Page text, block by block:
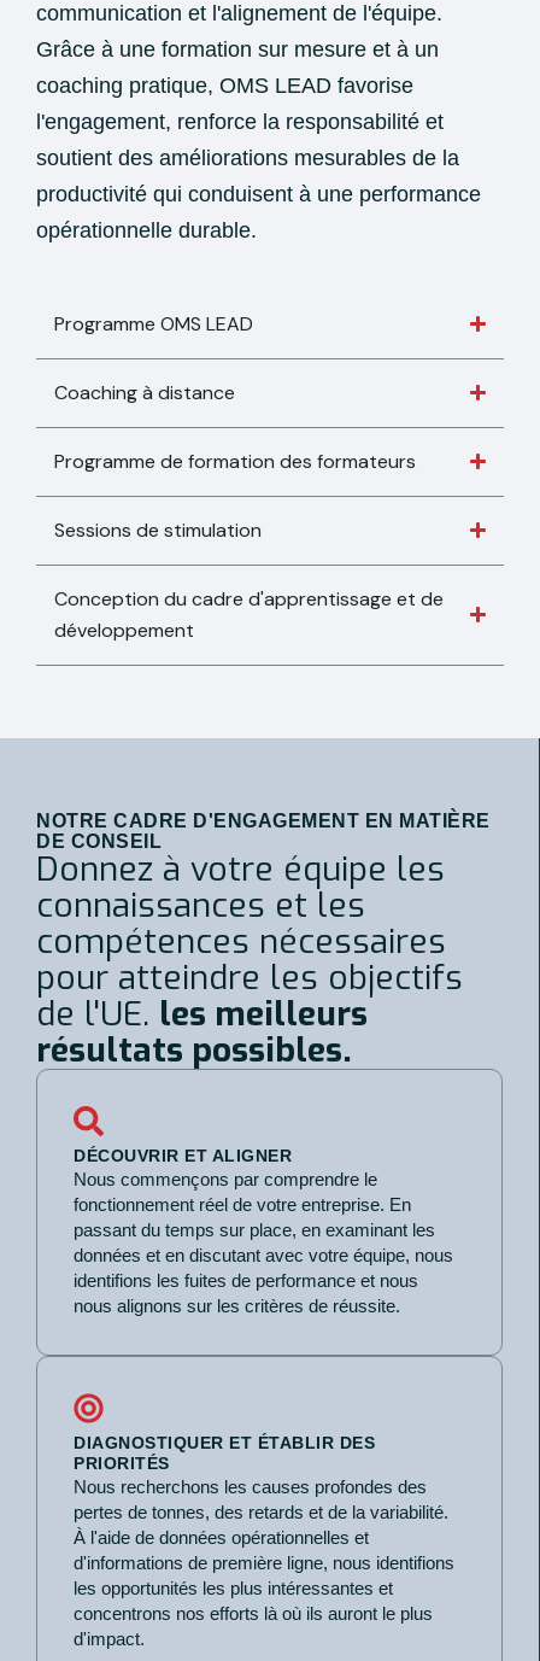
communication et l'alignement de l'équipe.
Grâce à une formation sur mesure et à un
coaching pratique, OMS LEAD favorise
l'engagement, renforce la responsabilité et
soutient des améliorations mesurables de la
productivité qui conduisent à une performance
opérationnelle durable.
Programme OMS LEAD
Coaching à distance
Programme de formation des formateurs
Sessions de stimulation
Conception du cadre d'apprentissage et de
développement
NOTRE CADRE D'ENGAGEMENT EN MATIÈRE
DE CONSEIL
Donnez à votre équipe les
connaissances et les
compétences nécessaires
pour atteindre les objectifs
de l'UE. les meilleurs
résultats possibles.
DÉCOUVRIR ET ALIGNER
Nous commençons par comprendre le
fonctionnement réel de votre entreprise. En
passant du temps sur place, en examinant les
données et en discutant avec votre équipe, nous
identifions les fuites de performance et nous
nous alignons sur les critères de réussite.
DIAGNOSTIQUER ET ÉTABLIR DES
PRIORITÉS
Nous recherchons les causes profondes des
pertes de tonnes, des retards et de la variabilité.
À l'aide de données opérationnelles et
d'informations de première ligne, nous identifions
les opportunités les plus intéressantes et
concentrons nos efforts là où ils auront le plus
d'impact.